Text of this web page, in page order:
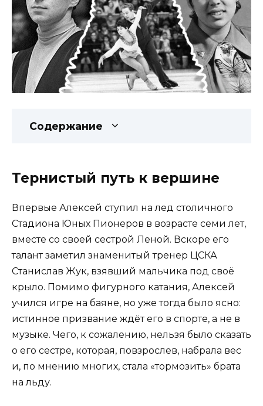
Содержание
Тернистый путь к вершине
Впервые Алексей ступил на лед столичного
Стадиона Юных Пионеров в возрасте семи лет,
вместе со своей сестрой Леной. Вскоре его
талант заметил знаменитый тренер ЦСКА
Станислав Жук, взявший мальчика под своё
крыло. Помимо фигурного катания, Алексей
учился игре на баяне, но уже тогда было ясно:
истинное призвание ждёт его в спорте, а не в
музыке. Чего, к сожалению, нельзя было сказать
о его сестре, которая, повзрослев, набрала вес
и, по мнению многих, стала «тормозить» брата
на льду.